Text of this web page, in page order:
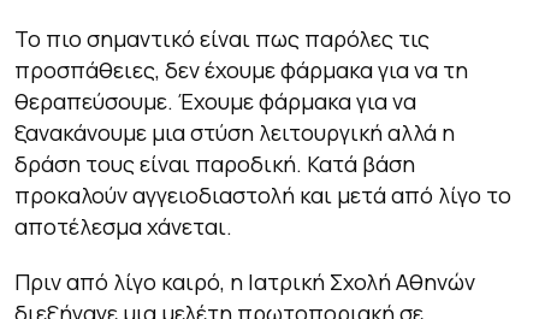
Το πιο σημαντικό είναι πως παρόλες τις
προσπάθειες, δεν έχουμε φάρμακα για να τη
θεραπεύσουμε. Έχουμε φάρμακα για να
ξανακάνουμε μια στύση λειτουργική αλλά η
δράση τους είναι παροδική. Κατά βάση
προκαλούν αγγειοδιαστολή και μετά από λίγο το
αποτέλεσμα χάνεται.
Πριν από λίγο καιρό, η Ιατρική Σχολή Αθηνών
διεξήγαγε μια μελέτη πρωτοποριακή σε